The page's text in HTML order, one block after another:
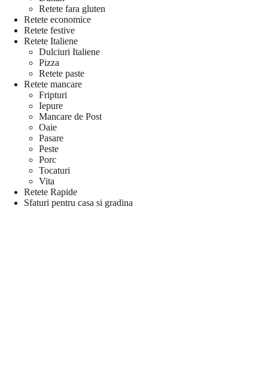
Retete fara gluten
Retete economice
Retete festive
Retete Italiene
Dulciuri Italiene
Pizza
Retete paste
Retete mancare
Fripturi
Iepure
Mancare de Post
Oaie
Pasare
Peste
Porc
Tocaturi
Vita
Retete Rapide
Sfaturi pentru casa si gradina